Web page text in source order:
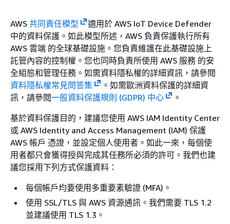
AWS 共同責任模型
適用於 AWS IoT Device Defender
中的資料保護。如此模型所述，AWS 負責保護執行所有
AWS 雲端 的全球基礎設施。您負責維護在此基礎設施上
託管內容的控制權。您也同時負責所使用 AWS 服務 的安
全組態和管理任務。如需資料隱私權的詳細資訊，請參閱
資料隱私權常見問答集
。 如需歐洲資料保護的詳細資
訊，請參閱一般資料保護規則 (GDPR) 中心
。
基於資料保護目的，建議您使用 AWS IAM Identity Center
或 AWS Identity and Access Management (IAM) 保護
AWS 帳戶 憑證，並設定個人使用者。如此一來，每個使
用者都只會獲得授與完成其任務所必須的許可。我們也建
議您採用下列方式保護資料：
每個帳戶均要使用多重要素驗證 (MFA)。
使用 SSL/TLS 與 AWS 資源通訊。我們需要 TLS 1.2
並建議使用 TLS 1.3。